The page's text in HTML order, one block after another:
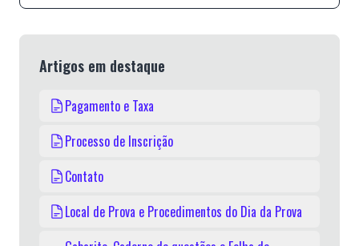
Artigos em destaque
Pagamento e Taxa
Processo de Inscrição
Contato
Local de Prova e Procedimentos do Dia da Prova